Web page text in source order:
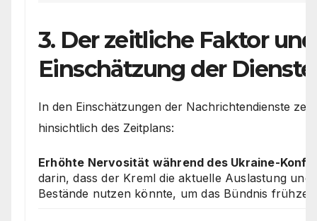
3. Der zeitliche Faktor
Einschätzung der Dienste
In den Einschätzungen der Nachrichtendienste
hinsichtlich des Zeitplans:
Erhöhte Nervosität während des Ukraine-
darin, dass der Kreml die aktuelle Auslastung und
Bestände nutzen könnte, um das Bündnis